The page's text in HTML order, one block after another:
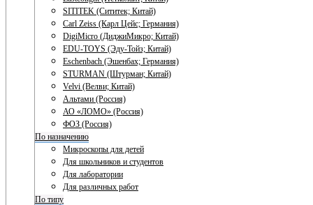
SITITEK (Сититек; Китай)
Carl Zeiss (Карл Цейс; Германия)
DigiMicro (ДиджиМикро; Китай)
EDU-TOYS (Эду-Тойз; Китай)
Eschenbach (Эшенбах; Германия)
STURMAN (Штурман; Китай)
Velvi (Велви; Китай)
Альтами (Россия)
АО «ЛОМО» (Россия)
ФОЗ (Россия)
По назначению
Микроскопы для детей
Для школьников и студентов
Для лаборатории
Для различных работ
По типу